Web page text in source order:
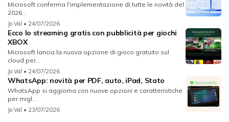
Microsoft conferma l'implementazione di tutte le novità del
2026...
Jo Val • 24/07/2026
Ecco lo streaming gratis con pubblicità per giochi
XBOX
Microsoft lancia la nuova opzione di gioco gratuito sul
cloud per...
Jo Val • 24/07/2026
WhatsApp: novità per PDF, auto, iPad, Stato
WhatsApp si aggiorna con nuove opzioni e caratteristiche
per migl...
Jo Val • 23/07/2026